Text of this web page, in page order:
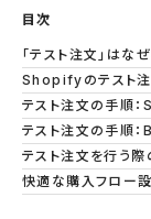
目次
「テスト注文」はな
Shopifyのテスト
テスト注文の手順
テスト注文の手順
テスト注文を行う
快適な購入フロー